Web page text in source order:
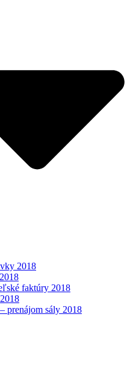
2018
faktúry 2018
prenájom sály 2018